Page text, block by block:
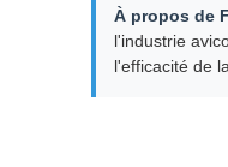
À propos de
l'industrie
l'efficacité de